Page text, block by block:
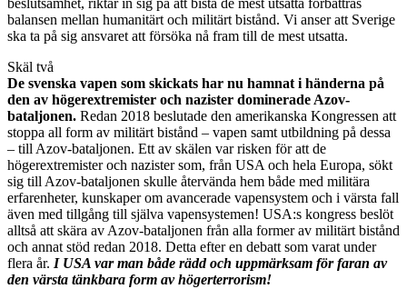
beslutsamhet, riktar in sig på att bistå de mest utsatta förbättras
balansen mellan humanitärt och militärt bistånd. Vi anser att Sverige
ska ta på sig ansvaret att försöka nå fram till de mest utsatta.
Skäl två
De svenska vapen som skickats har nu hamnat i händerna på
den av högerextremister och nazister dominerade Azov-
bataljonen. Redan 2018 beslutade den amerikanska Kongressen att
stoppa all form av militärt bistånd – vapen samt utbildning på dessa
– till Azov-bataljonen. Ett av skälen var risken för att de
högerextremister och nazister som, från USA och hela Europa, sökt
sig till Azov-bataljonen skulle återvända hem både med militära
erfarenheter, kunskaper om avancerade vapensystem och i värsta fall
även med tillgång till själva vapensystemen! USA:s kongress beslöt
alltså att skära av Azov-bataljonen från alla former av militärt bistånd
och annat stöd redan 2018. Detta efter en debatt som varat under
flera år. I USA var man både rädd och uppmärksam för faran av
den värsta tänkbara form av högerterrorism!